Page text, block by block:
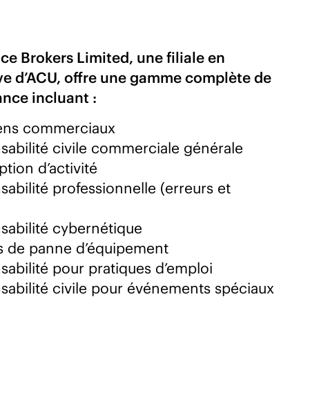
Brokers Limited, une filiale en
d’ACU, offre une gamme complète de
incluant :
commerciaux
civile commerciale générale
d’activité
professionnelle (erreurs et
cybernétique
de panne d’équipement
pour pratiques d’emploi
civile pour événements spéciaux